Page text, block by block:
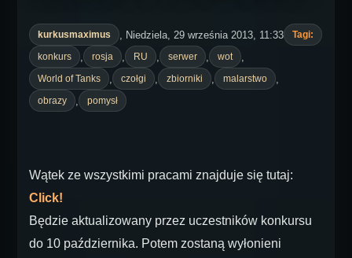
kurkusmaximus , Niedziela, 29 września 2013, 11:33
Tagi:
konkurs
rosja RU serwer wot
World of Tanks czołgi zbiorniki malarstwo
obrazy pomysł
Wątek ze wszystkimi pracami znajduje się tutaj:
Click!
Będzie aktualizowany przez uczestników konkursu
do 10 października. Potem zostaną wyłonieni